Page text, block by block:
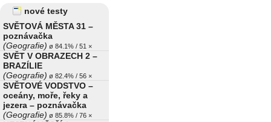
nové testy
SVĚTOVÁ MĚSTA 31 –
poznávačka
(Geografie) ø 84.1% / 51 ×
SVĚT V OBRAZECH 2 –
BRAZÍLIE
(Geografie) ø 82.4% / 56 ×
SVĚTOVÉ VODSTVO –
oceány, moře, řeky a
jezera – poznávačka
(Geografie) ø 85.8% / 76 ×